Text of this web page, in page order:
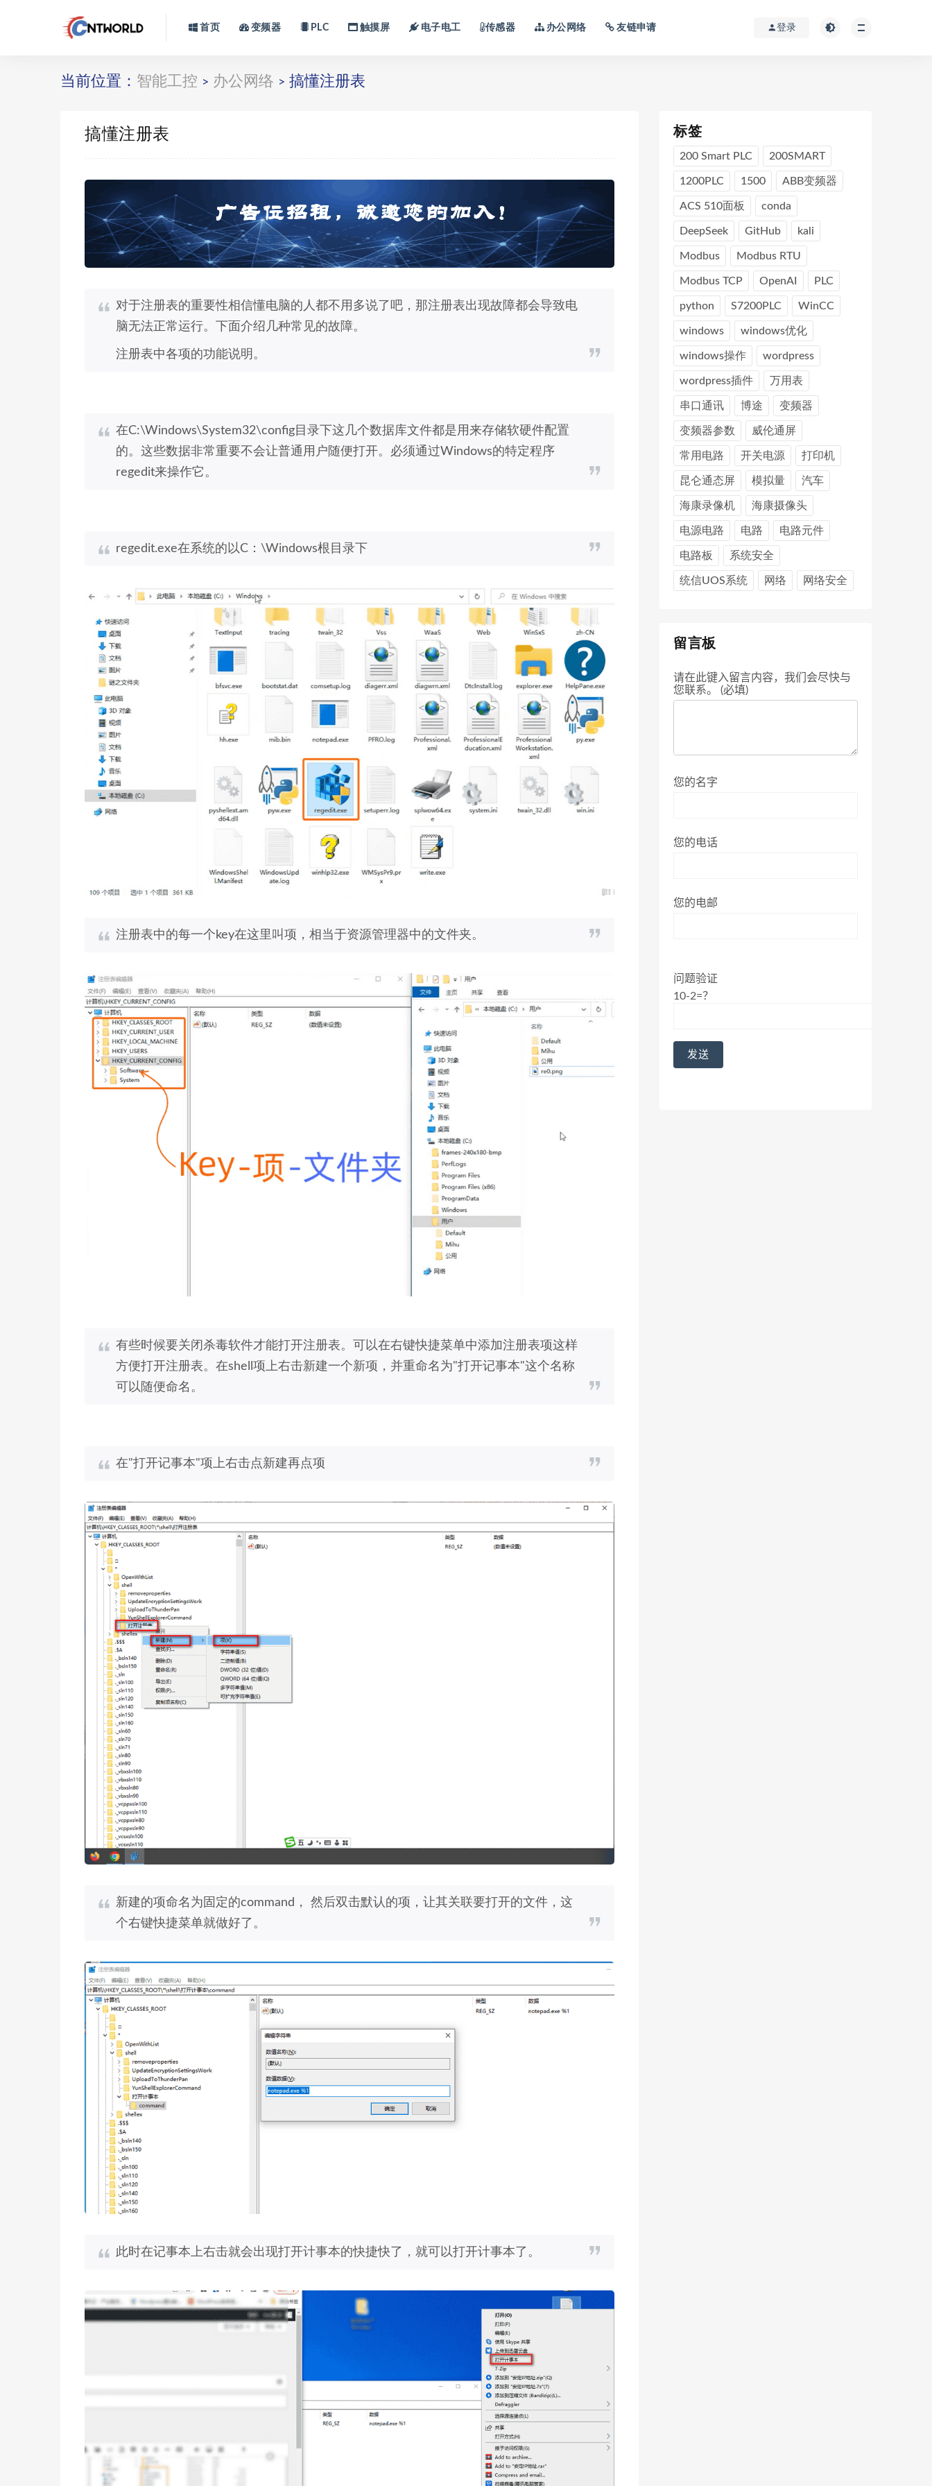
首页 变频器 PLC 触摸屏 电子电工 传感器 办公网络 友链申请 登录
当前位置： 智能工控 > 办公网络 > 搞懂注册表
搞懂注册表
对于注册表的重要性相信懂电脑的人都不用多说了吧，那注册表出现故障都会导致电
脑无法正常运行。下面介绍几种常见的故障。
注册表中各项的功能说明。
在C:\Windows\System32\config目录下这几个数据库文件都是用来存储软硬件配置
的。这些数据非常重要不会让普通用户随便打开。必须通过Windows的特定程序
regedit来操作它。
regedit.exe在系统的以C：\Windows根目录下
注册表中的每一个key在这里叫项，相当于资源管理器中的文件夹。
有些时候要关闭杀毒软件才能打开注册表。可以在右键快捷菜单中添加注册表项这样
方便打开注册表。在shell项上右击新建一个新项，并重命名为"打开记事本"这个名称
可以随便命名。
在"打开记事本"项上右击点新建再点项
新建的项命名为固定的command， 然后双击默认的项，让其关联要打开的文件，这
个右键快捷菜单就做好了。
此时在记事本上右击就会出现打开计事本的快捷快了，就可以打开计事本了。
标签
200 Smart PLC 200SMART
1200PLC 1500 ABB变频器
ACS 510面板 conda
DeepSeek GitHub kali
Modbus Modbus RTU
Modbus TCP OpenAI PLC
python S7200PLC WinCC
windows windows优化
windows操作 wordpress
wordpress插件 万用表
串口通讯 博途 变频器
变频器参数 威伦通屏
常用电路 开关电源 打印机
昆仑通态屏 模拟量 汽车
海康录像机 海康摄像头
电源电路 电路 电路元件
电路板 系统安全
统信UOS系统 网络 网络安全
留言板
请在此键入留言内容，我们会尽快与
您联系。 (必填)
您的名字
您的电话
您的电邮
问题验证
10-2=？